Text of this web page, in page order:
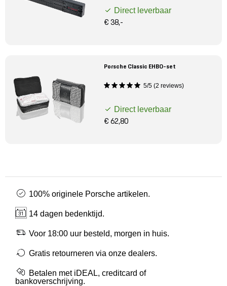
Porsche informatie
Direct leverbaar
€ 38,-
Porsche Classic EHBO-set
5/5 (2 reviews)
Direct leverbaar
€ 62,80
100% originele Porsche artikelen.
14 dagen bedenktijd.
Voor 18:00 uur besteld, morgen in huis.
Gratis retourneren via onze dealers.
Betalen met iDEAL, creditcard of
bankoverschrijving.